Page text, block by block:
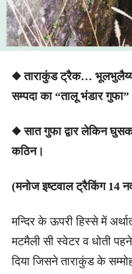
◆ ताराकुंड ट्रैक…
सम्पदा का “तालू भंडार
◆ सात गुफा द्वार लेकिन
कठिन।
(मनोज इष्टवाल ट्रैकिंग 14
मन्दिर के ऊपरी हिस्से में
मटमैली सी स्वेटर व धोती
दिया जिसने ताराकुंड के